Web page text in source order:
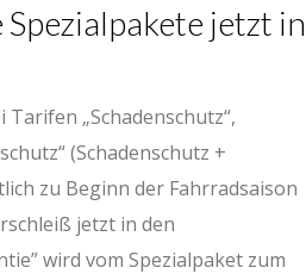
jetzt in
„Schadenschutz“,
(Schadenschutz +
zu Beginn der Fahrradsaison
jetzt in den
wird vom Spezialpaket zum